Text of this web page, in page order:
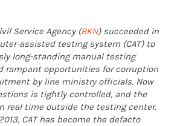
Service Agency (BKN) succeeded in
assisted testing system (CAT) to
long-standing manual testing
rampant opportunities for corruption
by line ministry officials. Now
is tightly controlled, and the
real time outside the testing center.
CAT has become the defacto